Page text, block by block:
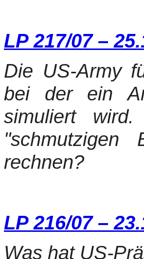
LP 217/07 –
Die US-Army
bei der ein
simuliert
rechnen?
LP 216/07 –
Was hat US-